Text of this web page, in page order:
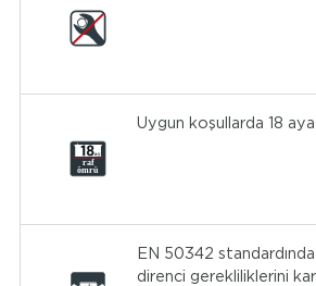
Uygun koşullarda 18
EN 50342
direnci gerekliliklerini